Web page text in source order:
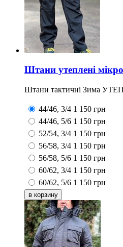
Штани утеплені
Штани тактичні Зима
44/46, 3/4 1 150 грн
44/46, 5/6 1 150 грн
52/54, 3/4 1 150 грн
56/58, 3/4 1 150 грн
56/58, 5/6 1 150 грн
60/62, 3/4 1 150 грн
60/62, 5/6 1 150 грн